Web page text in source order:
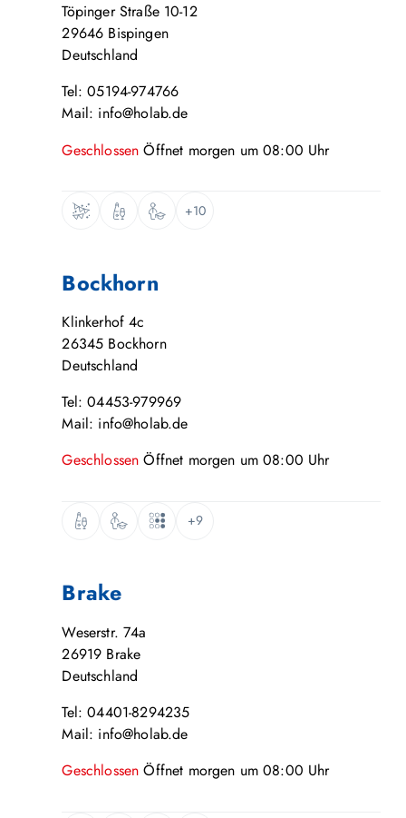
Töpinger Straße 10-12
29646 Bispingen
Deutschland
Tel: 05194-974766
Mail: info@holab.de
GeschlossenÖffnet morgen um08:00 Uhr
+10
Bockhorn
Klinkerhof 4c
26345 Bockhorn
Deutschland
Tel: 04453-979969
Mail: info@holab.de
GeschlossenÖffnet morgen um08:00 Uhr
+9
Brake
Weserstr. 74a
26919 Brake
Deutschland
Tel: 04401-8294235
Mail: info@holab.de
GeschlossenÖffnet morgen um08:00 Uhr